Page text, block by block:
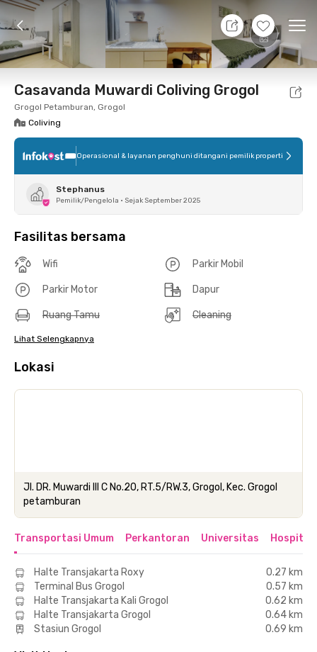
+6
7 Agt 26 - Belum tahu
Foto Fasilitas bersama Lokasi Kamar
Casavanda Muwardi Coliving Grogol
Grogol Petamburan, Grogol
Coliving
Operasional & layanan penghuni ditangani pemilik properti
Stephanus
Pemilik/Pengelola • Sejak September 2025
Fasilitas bersama
Wifi Parkir Mobil
Parkir Motor Dapur
Ruang Tamu Cleaning
Lihat Selengkapnya
Lokasi
Jl. DR. Muwardi III C No.20, RT.5/RW.3, Grogol, Kec. Grogol
petamburan
Transportasi Umum Perkantoran Universitas Hospital
Halte Transjakarta Roxy
0.27 km
Terminal Bus Grogol
0.57 km
Halte Transjakarta Kali Grogol
0.62 km
Halte Transjakarta Grogol
0.64 km
Stasiun Grogol
0.69 km